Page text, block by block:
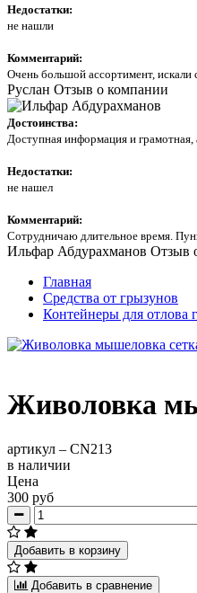
Недостатки:
не нашли
Комментарий:
Очень большой ассортимент,
Руслан Отзыв о компании
Достоинства:
Доступная информация и грамотная,
Недостатки:
не нашел
Комментарий:
Сотрудничаю длительное время.
Ильфар Абдурахманов Отзыв
Главная
Средства от грызунов
Контейнеры для отлова
Живоловка
артикул – CN213
в наличии
Цена
300 руб
Добавить в корзину
Добавить в сравнение